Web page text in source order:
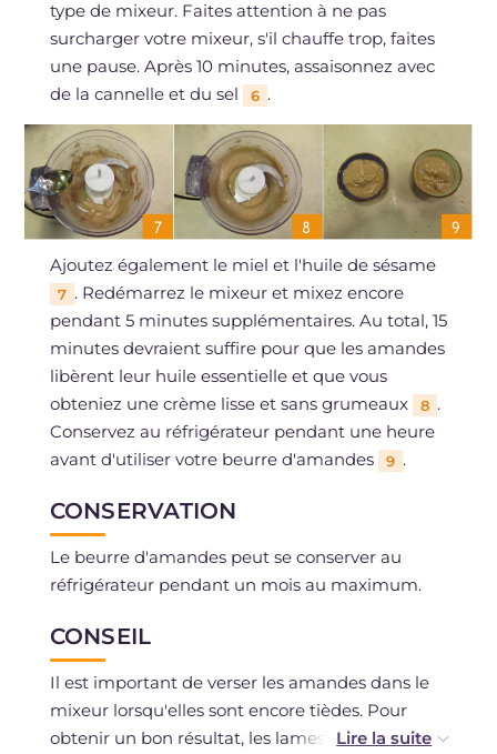
type de mixeur. Faites attention à ne pas
surcharger votre mixeur, s'il chauffe trop, faites
une pause. Après 10 minutes, assaisonnez avec
de la cannelle et du sel
6 .
Ajoutez également le miel et l'huile de sésame
7 . Redémarrez le mixeur et mixez encore
pendant 5 minutes supplémentaires. Au total, 15
minutes devraient suffire pour que les amandes
libèrent leur huile essentielle et que vous
obteniez une crème lisse et sans grumeaux
8 .
Conservez au réfrigérateur pendant une heure
avant d'utiliser votre beurre d'amandes
9 .
CONSERVATION
Le beurre d'amandes peut se conserver au
réfrigérateur pendant un mois au maximum.
CONSEIL
Il est important de verser les amandes dans le
mixeur lorsqu'elles sont encore tièdes. Pour
obtenir un bon résultat, les lames du mixeur